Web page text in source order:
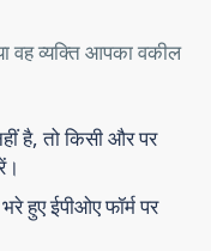
वह व्यक्ति आपका वकील
है, तो किसी और पर
हुए ईपीओए फॉर्म पर